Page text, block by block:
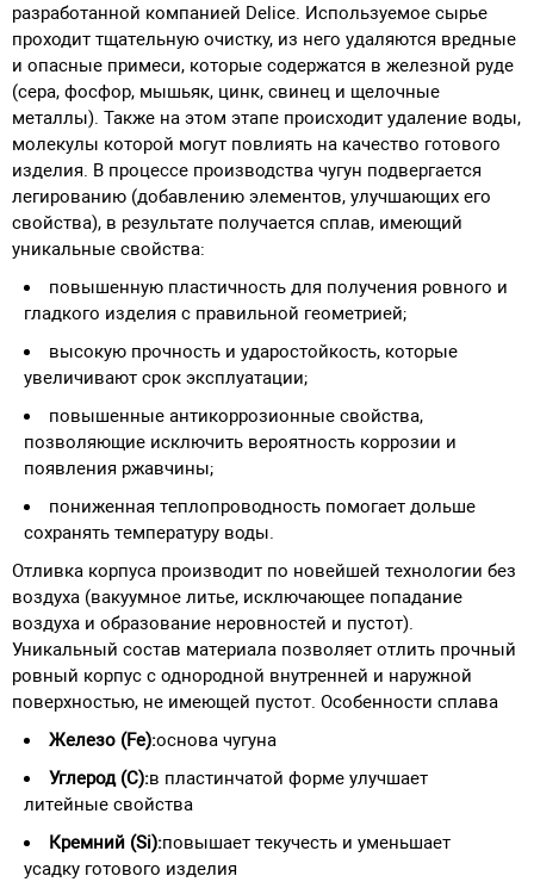
разработанной компанией Delice. Используемое сырье
проходит тщательную очистку, из него удаляются вредные
и опасные примеси, которые содержатся в железной руде
(сера, фосфор, мышьяк, цинк, свинец и щелочные
металлы). Также на этом этапе происходит удаление воды,
молекулы которой могут повлиять на качество готового
изделия. В процессе производства чугун подвергается
легированию (добавлению элементов, улучшающих его
свойства), в результате получается сплав, имеющий
уникальные свойства:
повышенную пластичность для получения ровного и
гладкого изделия с правильной геометрией;
высокую прочность и ударостойкость, которые
увеличивают срок эксплуатации;
повышенные антикоррозионные свойства,
позволяющие исключить вероятность коррозии и
появления ржавчины;
пониженная теплопроводность помогает дольше
сохранять температуру воды.
Отливка корпуса производит по новейшей технологии без
воздуха (вакуумное литье, исключающее попадание
воздуха и образование неровностей и пустот).
Уникальный состав материала позволяет отлить прочный
ровный корпус с однородной внутренней и наружной
поверхностью, не имеющей пустот. Особенности сплава
Железо (Fe):основа чугуна
Углерод (C):в пластинчатой форме улучшает
литейные свойства
Кремний (Si):повышает текучесть и уменьшает
усадку готового изделия